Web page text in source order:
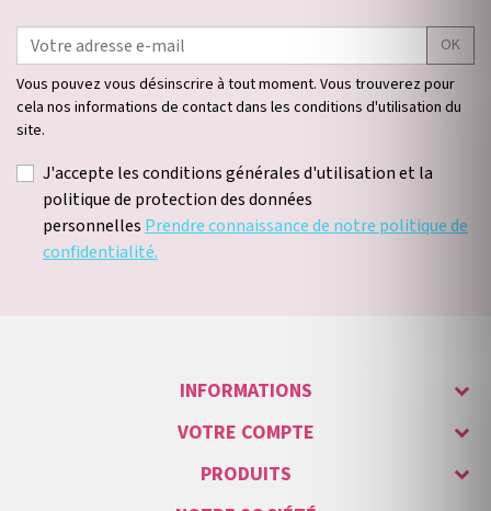
OK
Vous pouvez vous désinscrire à tout moment. Vous trouverez pour
cela nos informations de contact dans les conditions d'utilisation du
site.
J'accepte les conditions générales d'utilisation et la
politique de protection des données
personnelles Prendre connaissance de notre politique de
confidentialité.
INFORMATIONS
VOTRE COMPTE
PRODUITS